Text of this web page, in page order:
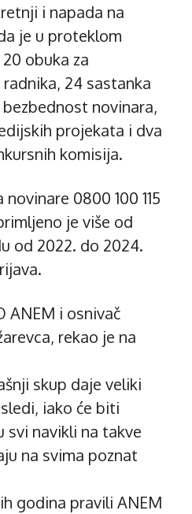
i napada na
je u proteklom
obuka za
24 sastanka
novinara,
projekata i dva
komisija.
0800 100 115
je više od
od 2022. do 2024.
ANEM i osnivač
rekao je na
skup daje veliki
iako će biti
svi navikli na takve
na svima poznat
godina pravili ANEM